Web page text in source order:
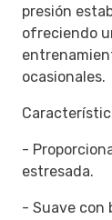
presión
ofreciendo
ocasionales.
-
estresada.
- Suave con